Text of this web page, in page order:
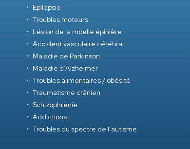
Epilepsie
Troubles moteurs
Lésion de la moelle épinière
Accident vasculaire cérébral
Maladie de Parkinson
Maladie d’Alzheimer
Troubles alimentaires / obésité
Traumatisme crânien
Schizophrénie
Addictions
Troubles du spectre de l’autisme